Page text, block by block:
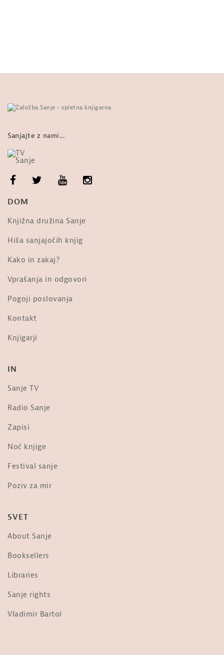
Sanjajte z nami...
DOM
Knjižna družina Sanje
Hiša sanjajočih knjig
Kako in zakaj?
Vprašanja in odgovori
Pogoji poslovanja
Kontakt
Knjigarji
IN
Sanje TV
Radio Sanje
Zapisi
Noč knjige
Festival sanje
Poziv za mir
SVET
About Sanje
Booksellers
Libraries
Sanje rights
Vladimir Bartol